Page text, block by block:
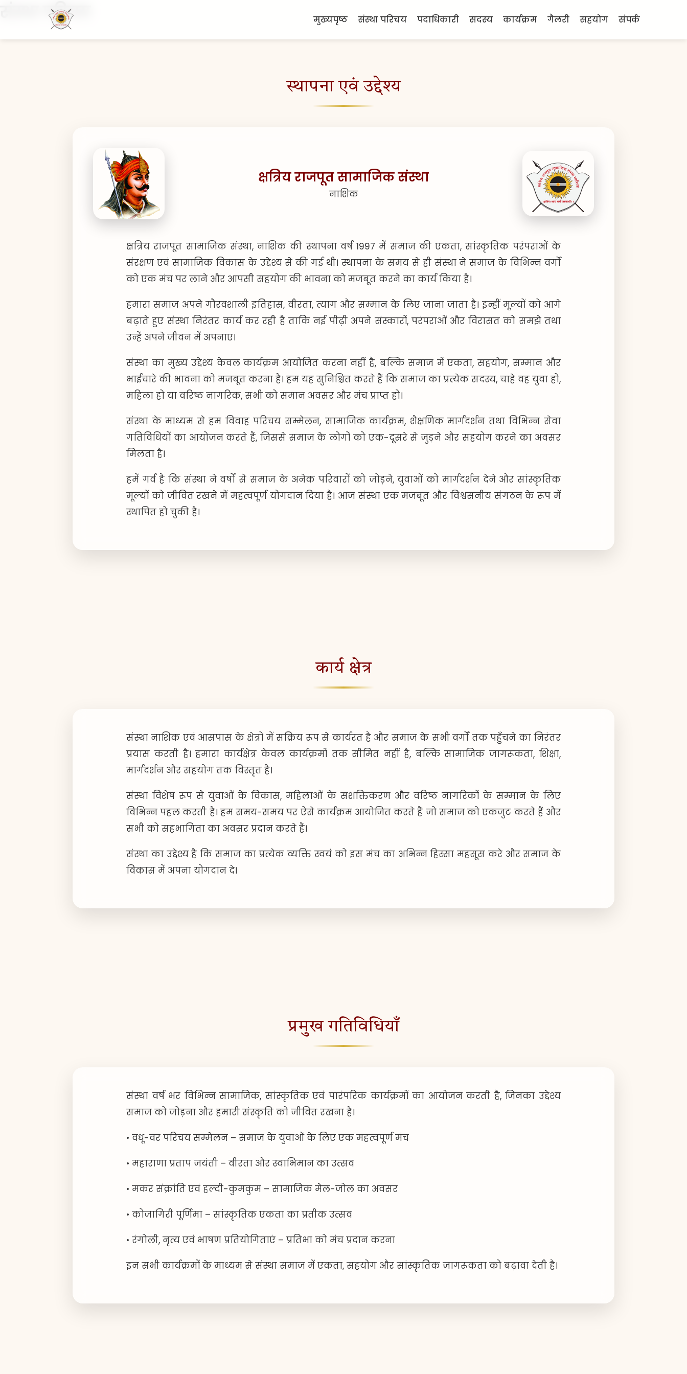
मुख्यपृष्ठ संस्था परिचय पदाधिकारी सदस्य कार्यक्रम गैलरी सहयोग संपर्क
संस्था परिचय
स्थापना एवं उद्देश्य
क्षत्रिय राजपूत सामाजिक संस्था
नाशिक
क्षत्रिय राजपूत सामाजिक संस्था, नाशिक की स्थापना वर्ष 1997 में समाज की एकता, सांस्कृतिक परंपराओं के
संरक्षण एवं सामाजिक विकास के उद्देश्य से की गई थी। स्थापना के समय से ही संस्था ने समाज के विभिन्न वर्गों
को एक मंच पर लाने और आपसी सहयोग की भावना को मजबूत करने का कार्य किया है।
हमारा समाज अपने गौरवशाली इतिहास, वीरता, त्याग और सम्मान के लिए जाना जाता है। इन्हीं मूल्यों को आगे
बढ़ाते हुए संस्था निरंतर कार्य कर रही है ताकि नई पीढ़ी अपने संस्कारों, परंपराओं और विरासत को समझे तथा
उन्हें अपने जीवन में अपनाए।
संस्था का मुख्य उद्देश्य केवल कार्यक्रम आयोजित करना नहीं है, बल्कि समाज में एकता, सहयोग, सम्मान और
भाईचारे की भावना को मजबूत करना है। हम यह सुनिश्चित करते हैं कि समाज का प्रत्येक सदस्य, चाहे वह युवा हो,
महिला हो या वरिष्ठ नागरिक, सभी को समान अवसर और मंच प्राप्त हो।
संस्था के माध्यम से हम विवाह परिचय सम्मेलन, सामाजिक कार्यक्रम, शैक्षणिक मार्गदर्शन तथा विभिन्न सेवा
गतिविधियों का आयोजन करते हैं, जिससे समाज के लोगों को एक-दूसरे से जुड़ने और सहयोग करने का अवसर
मिलता है।
हमें गर्व है कि संस्था ने वर्षों से समाज के अनेक परिवारों को जोड़ने, युवाओं को मार्गदर्शन देने और सांस्कृतिक
मूल्यों को जीवित रखने में महत्वपूर्ण योगदान दिया है। आज संस्था एक मजबूत और विश्वसनीय संगठन के रूप में
स्थापित हो चुकी है।
कार्य क्षेत्र
संस्था नाशिक एवं आसपास के क्षेत्रों में सक्रिय रूप से कार्यरत है और समाज के सभी वर्गों तक पहुँचने का निरंतर
प्रयास करती है। हमारा कार्यक्षेत्र केवल कार्यक्रमों तक सीमित नहीं है, बल्कि सामाजिक जागरूकता, शिक्षा,
मार्गदर्शन और सहयोग तक विस्तृत है।
संस्था विशेष रूप से युवाओं के विकास, महिलाओं के सशक्तिकरण और वरिष्ठ नागरिकों के सम्मान के लिए
विभिन्न पहल करती है। हम समय-समय पर ऐसे कार्यक्रम आयोजित करते हैं जो समाज को एकजुट करते हैं और
सभी को सहभागिता का अवसर प्रदान करते हैं।
संस्था का उद्देश्य है कि समाज का प्रत्येक व्यक्ति स्वयं को इस मंच का अभिन्न हिस्सा महसूस करे और समाज के
विकास में अपना योगदान दे।
प्रमुख गतिविधियाँ
संस्था वर्ष भर विभिन्न सामाजिक, सांस्कृतिक एवं पारंपरिक कार्यक्रमों का आयोजन करती है, जिनका उद्देश्य
समाज को जोड़ना और हमारी संस्कृति को जीवित रखना है।
• वधू-वर परिचय सम्मेलन – समाज के युवाओं के लिए एक महत्वपूर्ण मंच
• महाराणा प्रताप जयंती – वीरता और स्वाभिमान का उत्सव
• मकर संक्रांति एवं हल्दी-कुमकुम – सामाजिक मेल-जोल का अवसर
• कोजागिरी पूर्णिमा – सांस्कृतिक एकता का प्रतीक उत्सव
• रंगोली, नृत्य एवं भाषण प्रतियोगिताएं – प्रतिभा को मंच प्रदान करना
इन सभी कार्यक्रमों के माध्यम से संस्था समाज में एकता, सहयोग और सांस्कृतिक जागरूकता को बढ़ावा देती है।